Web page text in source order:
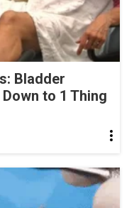
Bladder
to 1 Thing